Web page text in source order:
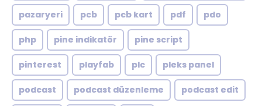
pazaryeri pcb pcb kart pdf pdo
php pine indikatör pine script
pinterest playfab plc pleks panel
podcast podcast düzenleme podcast edit